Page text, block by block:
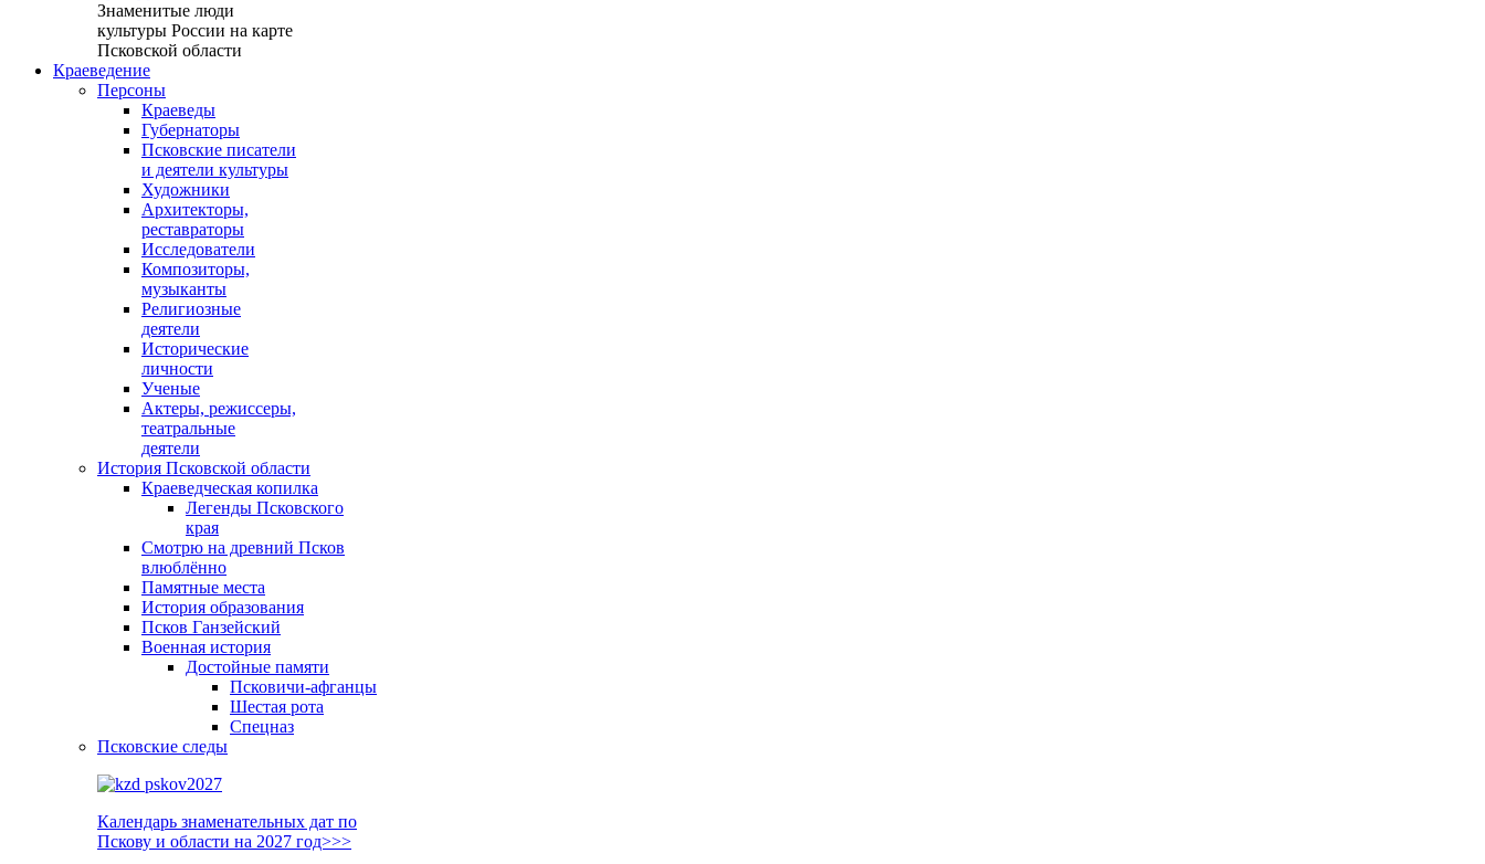
Знаменитые люди
культуры России на карте
Псковской области
Краеведение
Персоны
Краеведы
Губернаторы
Псковские писатели
и деятели культуры
Художники
Архитекторы,
реставраторы
Исследователи
Композиторы,
музыканты
Религиозные
деятели
Исторические
личности
Ученые
Актеры, режиссеры,
театральные
деятели
История Псковской области
Краеведческая копилка
Легенды Псковского
края
Смотрю на древний Псков
влюблённо
Памятные места
История образования
Псков Ганзейский
Военная история
Достойные памяти
Псковичи-афганцы
Шестая рота
Спецназ
Псковские следы
Календарь знаменательных дат по
Пскову и области на 2027 год>>>